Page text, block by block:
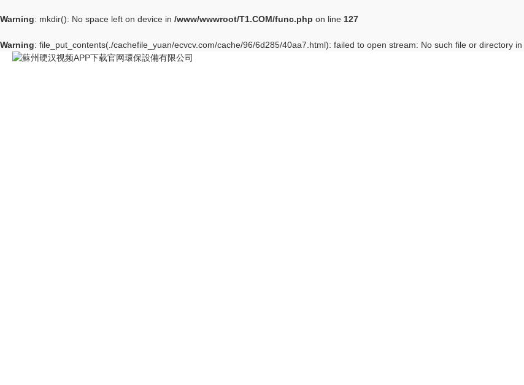
Warning: mkdir(): No space left on device in /www/wwwroot/T1.COM/func.php on line 127
Warning: file_put_contents(./cachefile_yuan/ecvcv.com/cache/96/6d285/40aa7.html): failed to open stream: No such file or directory in